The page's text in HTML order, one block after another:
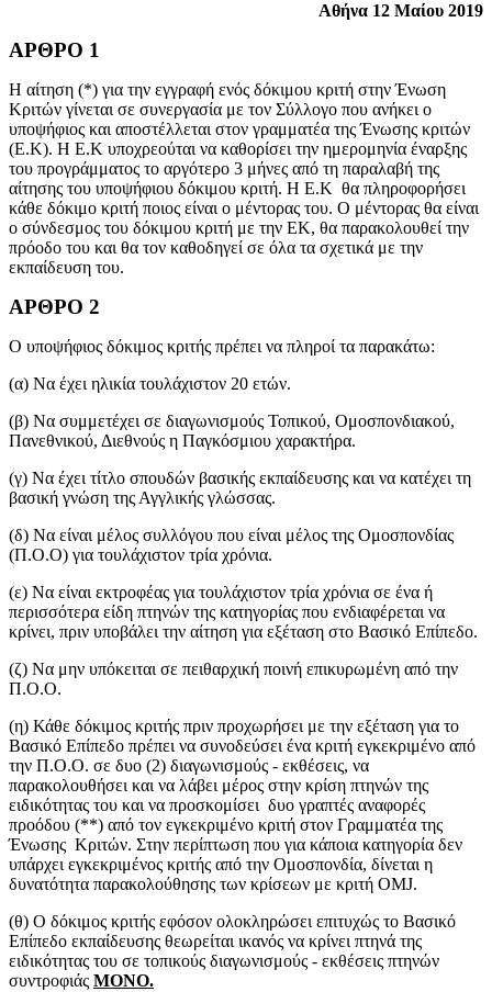
Αθήνα 12 Μαίου 2019
ΑΡΘΡΟ 1
Η αίτηση (*) για την εγγραφή ενός δόκιμου κριτή στην Ένωση
Κριτών γίνεται σε συνεργασία με τον Σύλλογο που ανήκει ο
υποψήφιος και αποστέλλεται στον γραμματέα της Ένωσης κριτών
(Ε.Κ). Η Ε.Κ υποχρεούται να καθορίσει την ημερομηνία έναρξης
του προγράμματος το αργότερο 3 μήνες από τη παραλαβή της
αίτησης του υποψήφιου δόκιμου κριτή. Η Ε.Κ θα πληροφορήσει
κάθε δόκιμο κριτή ποιος είναι ο μέντορας του. Ο μέντορας θα είναι
ο σύνδεσμος του δόκιμου κριτή με την ΕΚ, θα παρακολουθεί την
πρόοδο του και θα τον καθοδηγεί σε όλα τα σχετικά με την
εκπαίδευση του.
ΑΡΘΡΟ 2
Ο υποψήφιος δόκιμος κριτής πρέπει να πληροί τα παρακάτω:
(α) Να έχει ηλικία τουλάχιστον 20 ετών.
(β) Να συμμετέχει σε διαγωνισμούς Τοπικού, Ομοσπονδιακού,
Πανεθνικού, Διεθνούς η Παγκόσμιου χαρακτήρα.
(γ) Να έχει τίτλο σπουδών βασικής εκπαίδευσης και να κατέχει τη
βασική γνώση της Αγγλικής γλώσσας.
(δ) Να είναι μέλος συλλόγου που είναι μέλος της Ομοσπονδίας
(Π.Ο.Ο) για τουλάχιστον τρία χρόνια.
(ε) Να είναι εκτροφέας για τουλάχιστον τρία χρόνια σε ένα ή
περισσότερα είδη πτηνών της κατηγορίας που ενδιαφέρεται να
κρίνει, πριν υποβάλει την αίτηση για εξέταση στο Βασικό Επίπεδο.
(ζ) Να μην υπόκειται σε πειθαρχική ποινή επικυρωμένη από την
Π.Ο.Ο.
(η) Κάθε δόκιμος κριτής πριν προχωρήσει με την εξέταση για το
Βασικό Επίπεδο πρέπει να συνοδεύσει ένα κριτή εγκεκριμένο από
την Π.Ο.Ο. σε δυο (2) διαγωνισμούς - εκθέσεις, να
παρακολουθήσει και να λάβει μέρος στην κρίση πτηνών της
ειδικότητας του και να προσκομίσει δυο γραπτές αναφορές
προόδου (**) από τον εγκεκριμένο κριτή στον Γραμματέα της
Ένωσης Κριτών. Στην περίπτωση που για κάποια κατηγορία δεν
υπάρχει εγκεκριμένος κριτής από την Ομοσπονδία, δίνεται η
δυνατότητα παρακολούθησης των κρίσεων με κριτή OMJ.
(θ) O δόκιμος κριτής εφόσον ολοκληρώσει επιτυχώς το Βασικό
Επίπεδο εκπαίδευσης θεωρείται ικανός να κρίνει πτηνά της
ειδικότητας του σε τοπικούς διαγωνισμούς - εκθέσεις πτηνών
συντροφιάς ΜΟΝΟ.